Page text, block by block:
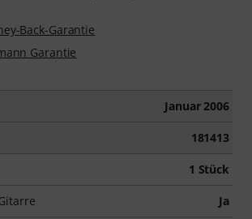
Back-Garantie
Garantie
Januar 2006
181413
1 Stück
Ja